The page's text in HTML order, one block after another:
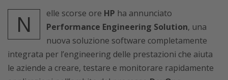
N elle scorse ore HP ha annunciato
Performance Engineering Solution, una
nuova soluzione software completamente
integrata per l’engineering delle prestazioni che aiuta
le aziende a creare, testare e monitorare rapidamente